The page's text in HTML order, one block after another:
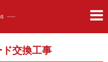
交換工事